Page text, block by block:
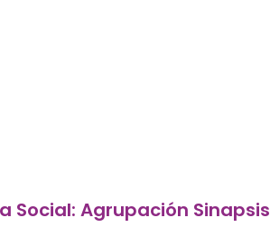
Social: Agrupación Sinapsis